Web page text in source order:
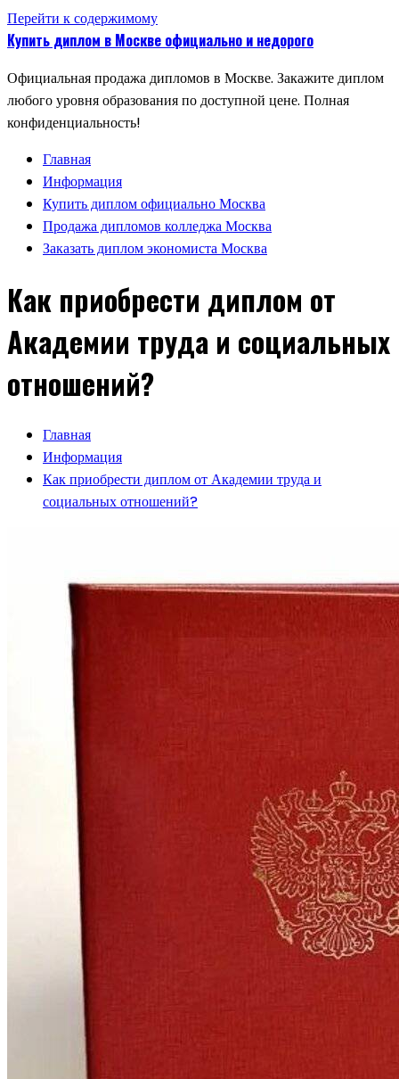
Перейти к содержимому
Купить диплом в Москве официально и недорого
Официальная продажа дипломов в Москве. Закажите диплом
любого уровня образования по доступной цене. Полная
конфиденциальность!
Главная
Информация
Купить диплом официально Москва
Продажа дипломов колледжа Москва
Заказать диплом экономиста Москва
Как приобрести диплом от
Академии труда и социальных
отношений?
Главная
Информация
Как приобрести диплом от Академии труда и
социальных отношений?